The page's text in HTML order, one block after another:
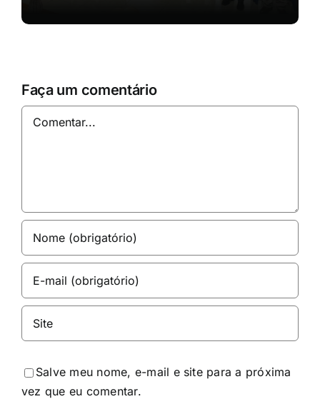
Faça um comentário
Comentar
Salve meu nome, e-mail e site para a próxima
vez que eu comentar.